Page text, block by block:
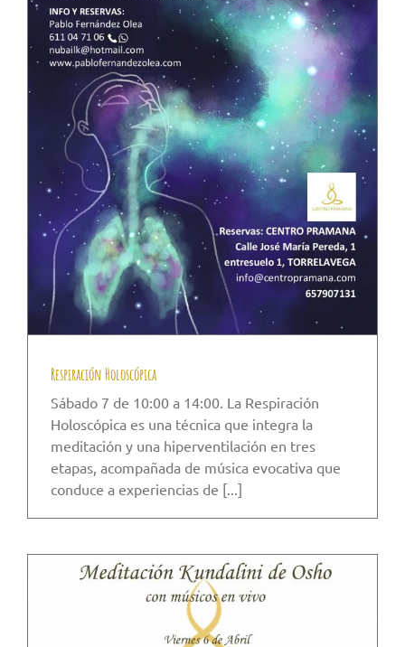
Respiración Holoscópica
Sábado 7 de 10:00 a 14:00. La Respiración
Holoscópica es una técnica que integra la
meditación y una hiperventilación en tres
etapas, acompañada de música evocativa que
conduce a experiencias de [...]